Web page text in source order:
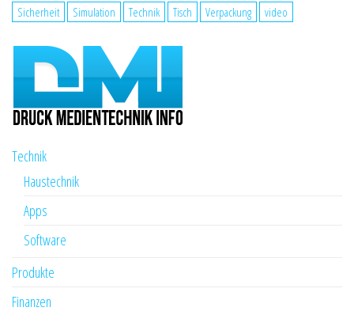
Sicherheit
Simulation Technik Tisch Verpackung video
Technik
Haustechnik
Apps
Software
Produkte
Finanzen